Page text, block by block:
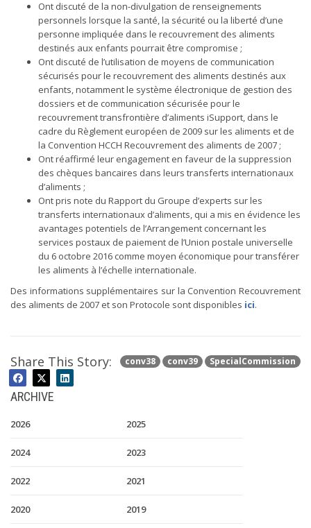
Ont discuté de la non-divulgation de renseignements
personnels lorsque la santé, la sécurité ou la liberté d’une
personne impliquée dans le recouvrement des aliments
destinés aux enfants pourrait être compromise ;
Ont discuté de l’utilisation de moyens de communication
sécurisés pour le recouvrement des aliments destinés aux
enfants, notamment le système électronique de gestion des
dossiers et de communication sécurisée pour le
recouvrement transfrontière d’aliments iSupport, dans le
cadre du Règlement européen de 2009 sur les aliments et de
la Convention HCCH Recouvrement des aliments de 2007 ;
Ont réaffirmé leur engagement en faveur de la suppression
des chèques bancaires dans leurs transferts internationaux
d’aliments ;
Ont pris note du Rapport du Groupe d’experts sur les
transferts internationaux d’aliments, qui a mis en évidence les
avantages potentiels de l’Arrangement concernant les
services postaux de paiement de l’Union postale universelle
du 6 octobre 2016 comme moyen économique pour transférer
les aliments à l’échelle internationale.
Des informations supplémentaires sur la Convention Recouvrement
des aliments de 2007 et son Protocole sont disponibles ici.
conv38 conv39 SpecialCommission
Share This Story:
ARCHIVE
2026 2025
2024 2023
2022 2021
2020 2019